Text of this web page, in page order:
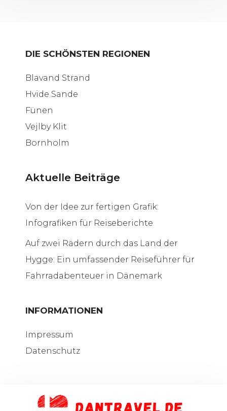
DIE SCHÖNSTEN REGIONEN
Blavand Strand
Hvide Sande
Fünen
Vejlby Klit
Bornholm
Aktuelle Beiträge
Von der Idee zur fertigen Grafik:
Infografiken für Reiseberichte
Auf zwei Rädern durch das Land der
Hygge: Ein umfassender Reiseführer für
Fahrradabenteuer in Dänemark
INFORMATIONEN
Impressum
Datenschutz